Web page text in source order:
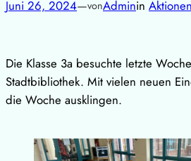
Juni 26, 2024—vonAdminin Aktionen
Die Klasse 3a besuchte letzte
Stadtbibliothek. Mit vielen neuen
die Woche ausklingen.